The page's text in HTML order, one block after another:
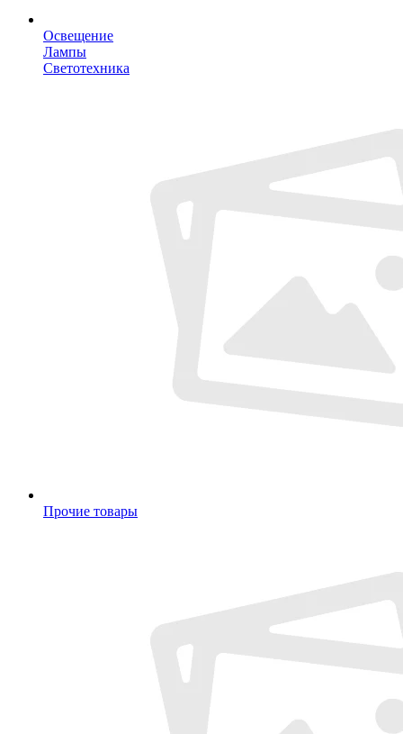
Освещение
Лампы
Светотехника
Прочие товары